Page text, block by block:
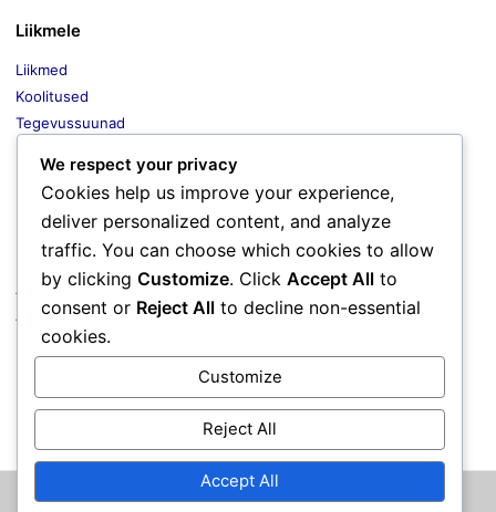
Liikmele
Liikmed
Koolitused
Tegevussuunad
Uudised
Dokumendid
Arengukava
Arhiiv
Kollektiivlepingud
Failid
© 2026 ROTAL. Kõik õigused kaitstud. Reg.nr. 80071818
We respect your privacy
Cookies help us improve your experience,
deliver personalized content, and analyze
traffic. You can choose which cookies to allow
by clicking Customize. Click Accept All to
consent or Reject All to decline non-essential
cookies.
Customize
Reject All
Accept All